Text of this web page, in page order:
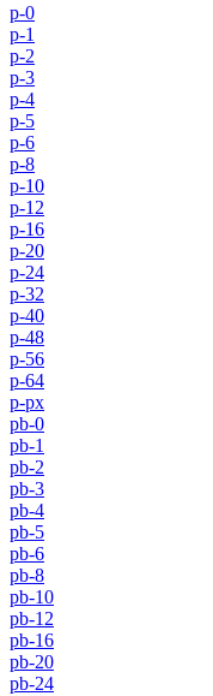
p-0
p-1
p-2
p-3
p-4
p-5
p-6
p-8
p-10
p-12
p-16
p-20
p-24
p-32
p-40
p-48
p-56
p-64
p-px
pb-0
pb-1
pb-2
pb-3
pb-4
pb-5
pb-6
pb-8
pb-10
pb-12
pb-16
pb-20
pb-24